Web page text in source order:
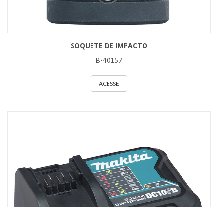
SOQUETE DE IMPACTO
B-40157
ACESSE